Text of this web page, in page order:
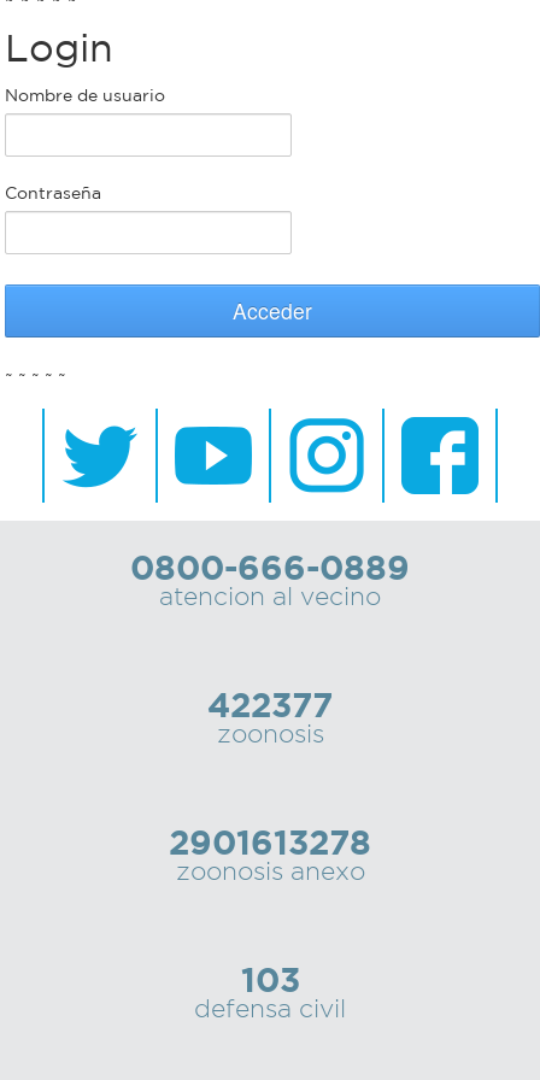
Bromatología
Rentas
Municipal
bondi
Recorrido
colectivos
Recarga
Personal
municipal
Login
Nombre de usuario
Contraseña
Acceder
~ ~ ~ ~ ~
0800-666-0889
atencion al vecino
422377
zoonosis
2901613278
zoonosis anexo
103
defensa civil